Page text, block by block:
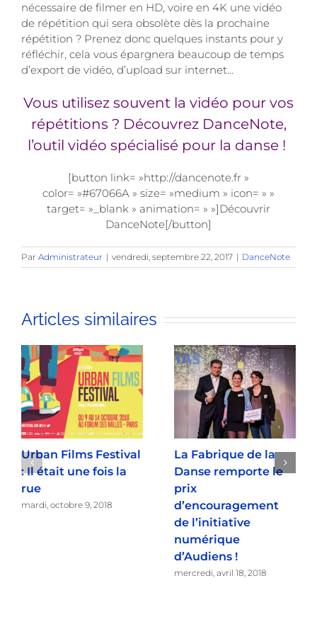
nécessaire de filmer en HD, voire en 4K une vidéo
de répétition qui sera obsolète dès la prochaine
répétition ? Prenez donc quelques instants pour y
réfléchir, cela vous épargnera beaucoup de temps
d’export de vidéo, d’upload sur internet…
Vous utilisez souvent la vidéo pour vos
répétitions ? Découvrez DanceNote,
l’outil vidéo spécialisé pour la danse !
[button link= »http://dancenote.fr »
color= »#67066A » size= »medium » icon= » »
target= »_blank » animation= » »]Découvrir
DanceNote[/button]
Par Administrateur | vendredi, septembre 22, 2017 | DanceNote
Articles similaires
Urban Films Festival
: Il était une fois la
rue
mardi, octobre 9, 2018
La Fabrique de la
Danse remporte le
prix
d’encouragement
de l’initiative
numérique
d’Audiens !
mercredi, avril 18, 2018